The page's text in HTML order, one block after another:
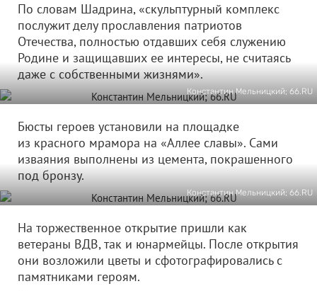
По словам Шадрина, «cкульптурный комплекс
послужит делу прославления патриотов
Отечества, полностью отдавших себя служению
Родине и защищавших ее интересы, не считаясь
даже с собственными жизнями».
Константин Мельницкий; 66.RU
Бюсты героев установили на площадке
из красного мрамора на «Аллее славы». Сами
изваяния выполнены из цемента, покрашенного
под бронзу.
Константин Мельницкий; 66.RU
На торжественное открытие пришли как
ветераны ВДВ, так и юнармейцы. После открытия
они возложили цветы и сфотографировались с
памятниками героям.